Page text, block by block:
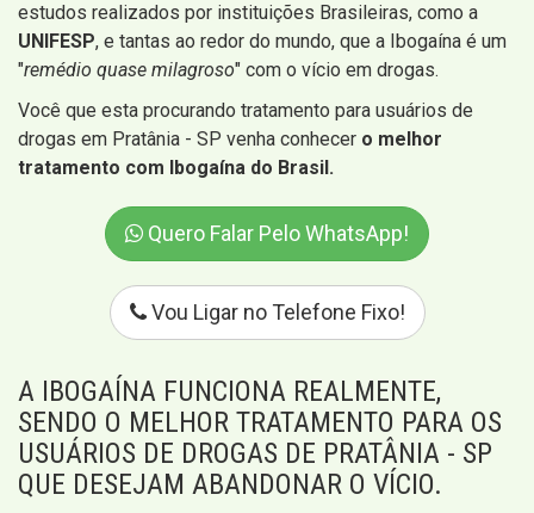
estudos realizados por instituições Brasileiras, como a
UNIFESP, e tantas ao redor do mundo, que a Ibogaína é um
"remédio quase milagroso" com o vício em drogas.
Você que esta procurando tratamento para usuários de
drogas em Pratânia - SP venha conhecer o melhor
tratamento com Ibogaína do Brasil.
Quero Falar Pelo WhatsApp!
Vou Ligar no Telefone Fixo!
A IBOGAÍNA FUNCIONA REALMENTE,
SENDO O MELHOR TRATAMENTO PARA OS
USUÁRIOS DE DROGAS DE PRATÂNIA - SP
QUE DESEJAM ABANDONAR O VÍCIO.